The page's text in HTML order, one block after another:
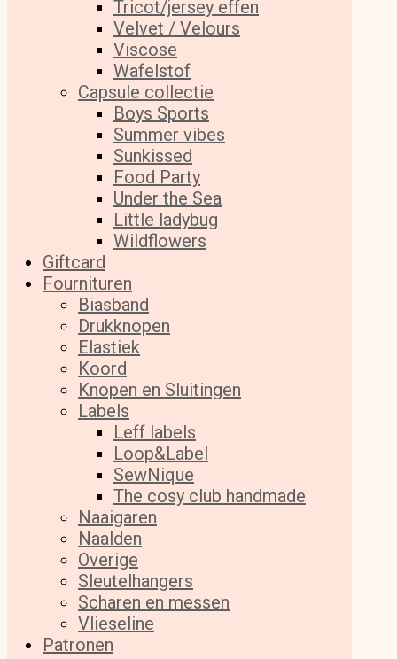
Tricot/jersey effen
Velvet / Velours
Viscose
Wafelstof
Capsule collectie
Boys Sports
Summer vibes
Sunkissed
Food Party
Under the Sea
Little ladybug
Wildflowers
Giftcard
Fournituren
Biasband
Drukknopen
Elastiek
Koord
Knopen en Sluitingen
Labels
Leff labels
Loop&Label
SewNique
The cosy club handmade
Naaigaren
Naalden
Overige
Sleutelhangers
Scharen en messen
Vlieseline
Patronen